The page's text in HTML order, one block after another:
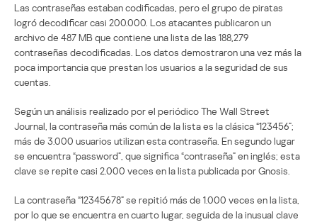
Las contraseñas estaban codificadas, pero el grupo de piratas
logró decodificar casi 200.000. Los atacantes publicaron un
archivo de 487 MB que contiene una lista de las 188,279
contraseñas decodificadas. Los datos demostraron una vez más la
poca importancia que prestan los usuarios a la seguridad de sus
cuentas.
Según un análisis realizado por el periódico The Wall Street
Journal, la contraseña más común de la lista es la clásica “123456”;
más de 3.000 usuarios utilizan esta contraseña. En segundo lugar
se encuentra “password”, que significa “contraseña” en inglés; esta
clave se repite casi 2.000 veces en la lista publicada por Gnosis.
La contraseña “12345678” se repitió más de 1.000 veces en la lista,
por lo que se encuentra en cuarto lugar, seguida de la inusual clave